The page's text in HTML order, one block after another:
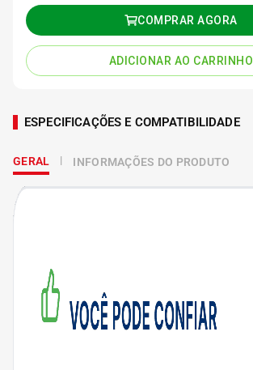
COMPRAR AGORA
ADICIONAR AO CARRINHO
ESPECIFICAÇÕES E COMPATIBILIDADE
GERAL INFORMAÇÕES DO PRODUTO